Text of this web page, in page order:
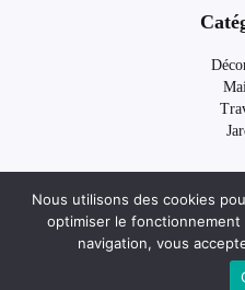
© 2026 Le Temps Des Envies｜© Par
Nous utilisons des cookies
optimiser le
navigation, vous